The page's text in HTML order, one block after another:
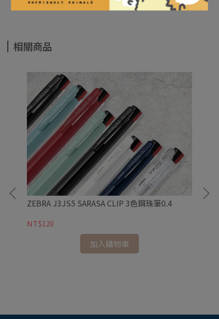
相關商品
ZEBRA J3JS5 SARASA CLIP 3色鋼珠筆0.4
NT$120
加入購物車